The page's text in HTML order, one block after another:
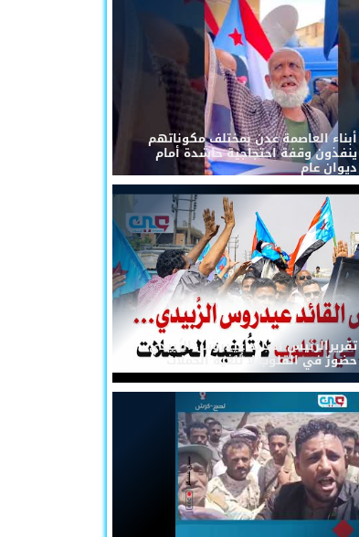
أبناء العاصمة عدن بمختلف مكوناتهم
ينفذون وقفة احتجاجية حاشدة أمام
ديوان عام
تقريرالرئيس القائد عيدروس الزُبيدي...
حضورٌ في القلوب لا تُلغيه الحملات